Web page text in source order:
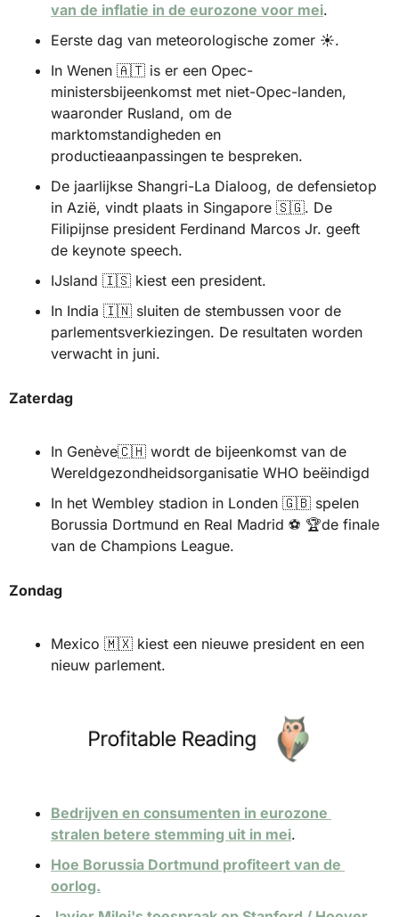
van de inflatie in de eurozone voor mei.
Eerste dag van meteorologische zomer ☀️.
In Wenen 🇦🇹 is er een Opec-
ministersbijeenkomst met niet-Opec-landen,
waaronder Rusland, om de
marktomstandigheden en
productieaanpassingen te bespreken.
De jaarlijkse Shangri-La Dialoog, de defensietop
in Azië, vindt plaats in Singapore 🇸🇬. De
Filipijnse president Ferdinand Marcos Jr. geeft
de keynote speech.
IJsland 🇮🇸 kiest een president.
In India 🇮🇳 sluiten de stembussen voor de
parlementsverkiezingen. De resultaten worden
verwacht in juni.
Zaterdag
In Genève🇨🇭 wordt de bijeenkomst van de
Wereldgezondheidsorganisatie WHO beëindigd
In het Wembley stadion in Londen 🇬🇧 spelen
Borussia Dortmund en Real Madrid ⚽️ 🏆de finale
van de Champions League.
Zondag
Mexico 🇲🇽 kiest een nieuwe president en een
nieuw parlement.
Bedrijven en consumenten in eurozone
stralen betere stemming uit in mei.
Hoe Borussia Dortmund profiteert van de
oorlog.